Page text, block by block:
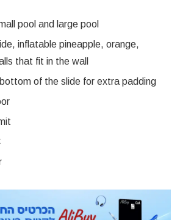
pool and large pool
inflatable pineapple, orange,
that fit in the wall
of the slide for extra padding